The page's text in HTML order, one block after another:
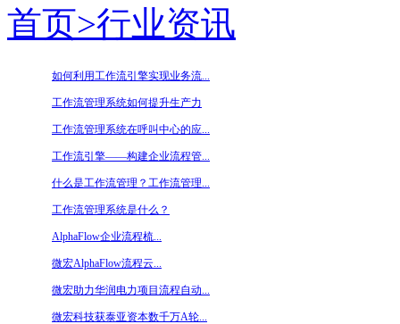
首页>行业资讯
如何利用工作流引擎实现业务流...
工作流管理系统如何提升生产力
工作流管理系统在呼叫中心的应...
工作流引擎——构建企业流程管...
什么是工作流管理？工作流管理...
工作流管理系统是什么？
AlphaFlow企业流程梳...
微宏AlphaFlow流程云...
微宏助力华润电力项目流程自动...
微宏科技获泰亚资本数千万A轮...